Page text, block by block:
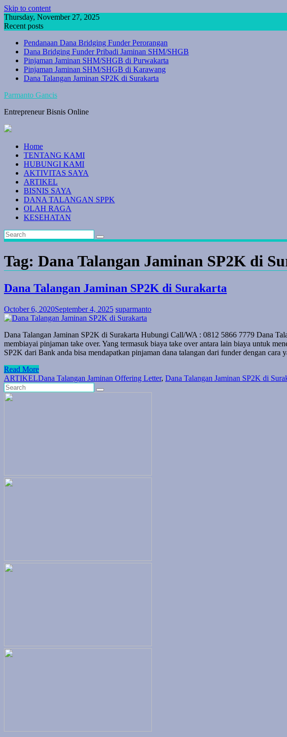
Skip to content
Thursday, November 27, 2025
Recent posts
Pendanaan Dana Bridging Funder Perorangan
Dana Bridging Funder Pribadi Jaminan SHM/SHGB
Pinjaman Jaminan SHM/SHGB di Purwakarta
Pinjaman Jaminan SHM/SHGB di Karawang
Dana Talangan Jaminan SP2K di Surakarta
Parmanto Gancis
Entrepreneur Bisnis Online
Home
TENTANG KAMI
HUBUNGI KAMI
AKTIVITAS SAYA
ARTIKEL
BISNIS SAYA
DANA TALANGAN SPPK
OLAH RAGA
KESEHATAN
Tag: Dana Talangan Jaminan SP2K di
Dana Talangan Jaminan SP2K di Surakarta
October 6, 2020September 4, 2025 suparmanto
Dana Talangan Jaminan SP2K di Surakarta Hubungi Call/WA : 0812 5866 7779 Dana
membiayai pinjaman take over. Yang termasuk biaya take over antara lain biaya untuk
SP2K dari Bank anda bisa mendapatkan pinjaman dana talangan dari funder dengan
Read More
ARTIKELDana Talangan Jaminan Offering Letter, Dana Talangan Jaminan SP2K di